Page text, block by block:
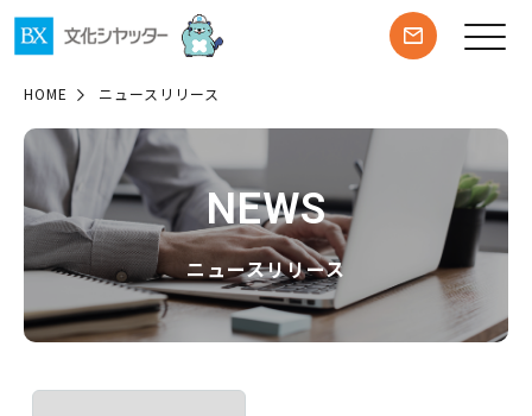
HOME ニュースリリース
NEWS
ニュースリリース